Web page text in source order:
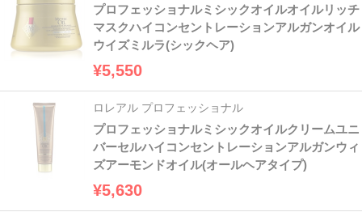
プロフェッショナルミシックオイルオイルリッチ
マスクハイコンセントレーションアルガンオイル
ウイズミルラ(シックヘア)
¥5,550
ロレアル プロフェッショナル
プロフェッショナルミシックオイルクリームユニ
バーセルハイコンセントレーションアルガンウィ
ズアーモンドオイル(オールヘアタイプ)
¥5,630